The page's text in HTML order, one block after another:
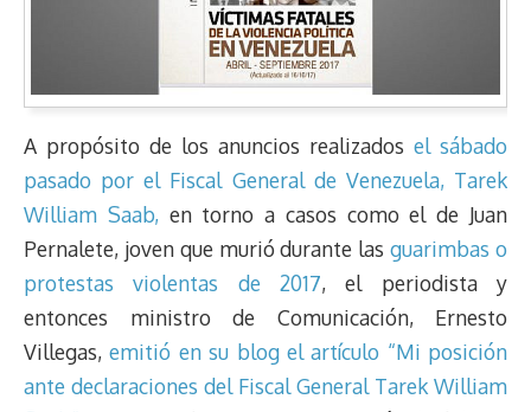
A propósito de los anuncios realizados el sábado
pasado por el Fiscal General de Venezuela, Tarek
William Saab, en torno a casos como el de Juan
Pernalete, joven que murió durante lasguarimbas o
protestas violentas de 2017, el periodista y
entonces ministro de Comunicación, Ernesto
Villegas,emitió en su blog el artículo “Mi posición
ante declaraciones del Fiscal General Tarek William